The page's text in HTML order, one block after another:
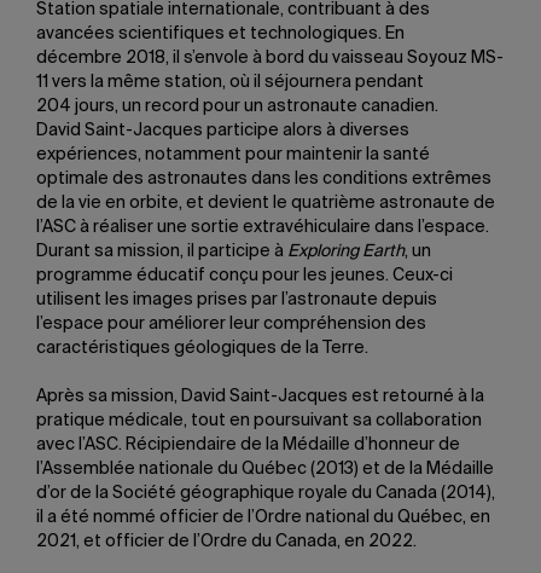
Station spatiale internationale, contribuant à des
avancées scientifiques et technologiques. En
décembre 2018, il s’envole à bord du vaisseau Soyouz MS-
11 vers la même station, où il séjournera pendant
204 jours, un record pour un astronaute canadien.
David Saint-Jacques participe alors à diverses
expériences, notamment pour maintenir la santé
optimale des astronautes dans les conditions extrêmes
de la vie en orbite, et devient le quatrième astronaute de
l’ASC à réaliser une sortie extravéhiculaire dans l’espace.
Durant sa mission, il participe à Exploring Earth, un
programme éducatif conçu pour les jeunes. Ceux-ci
utilisent les images prises par l’astronaute depuis
l’espace pour améliorer leur compréhension des
caractéristiques géologiques de la Terre.
Après sa mission, David Saint-Jacques est retourné à la
pratique médicale, tout en poursuivant sa collaboration
avec l’ASC. Récipiendaire de la Médaille d’honneur de
l’Assemblée nationale du Québec (2013) et de la Médaille
d’or de la Société géographique royale du Canada (2014),
il a été nommé officier de l’Ordre national du Québec, en
2021, et officier de l’Ordre du Canada, en 2022.